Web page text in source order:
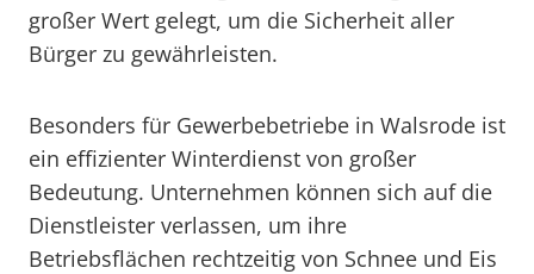
großer Wert gelegt, um die Sicherheit aller
Bürger zu gewährleisten.
Besonders für Gewerbebetriebe in Walsrode ist
ein effizienter Winterdienst von großer
Bedeutung. Unternehmen können sich auf die
Dienstleister verlassen, um ihre
Betriebsflächen rechtzeitig von Schnee und Eis